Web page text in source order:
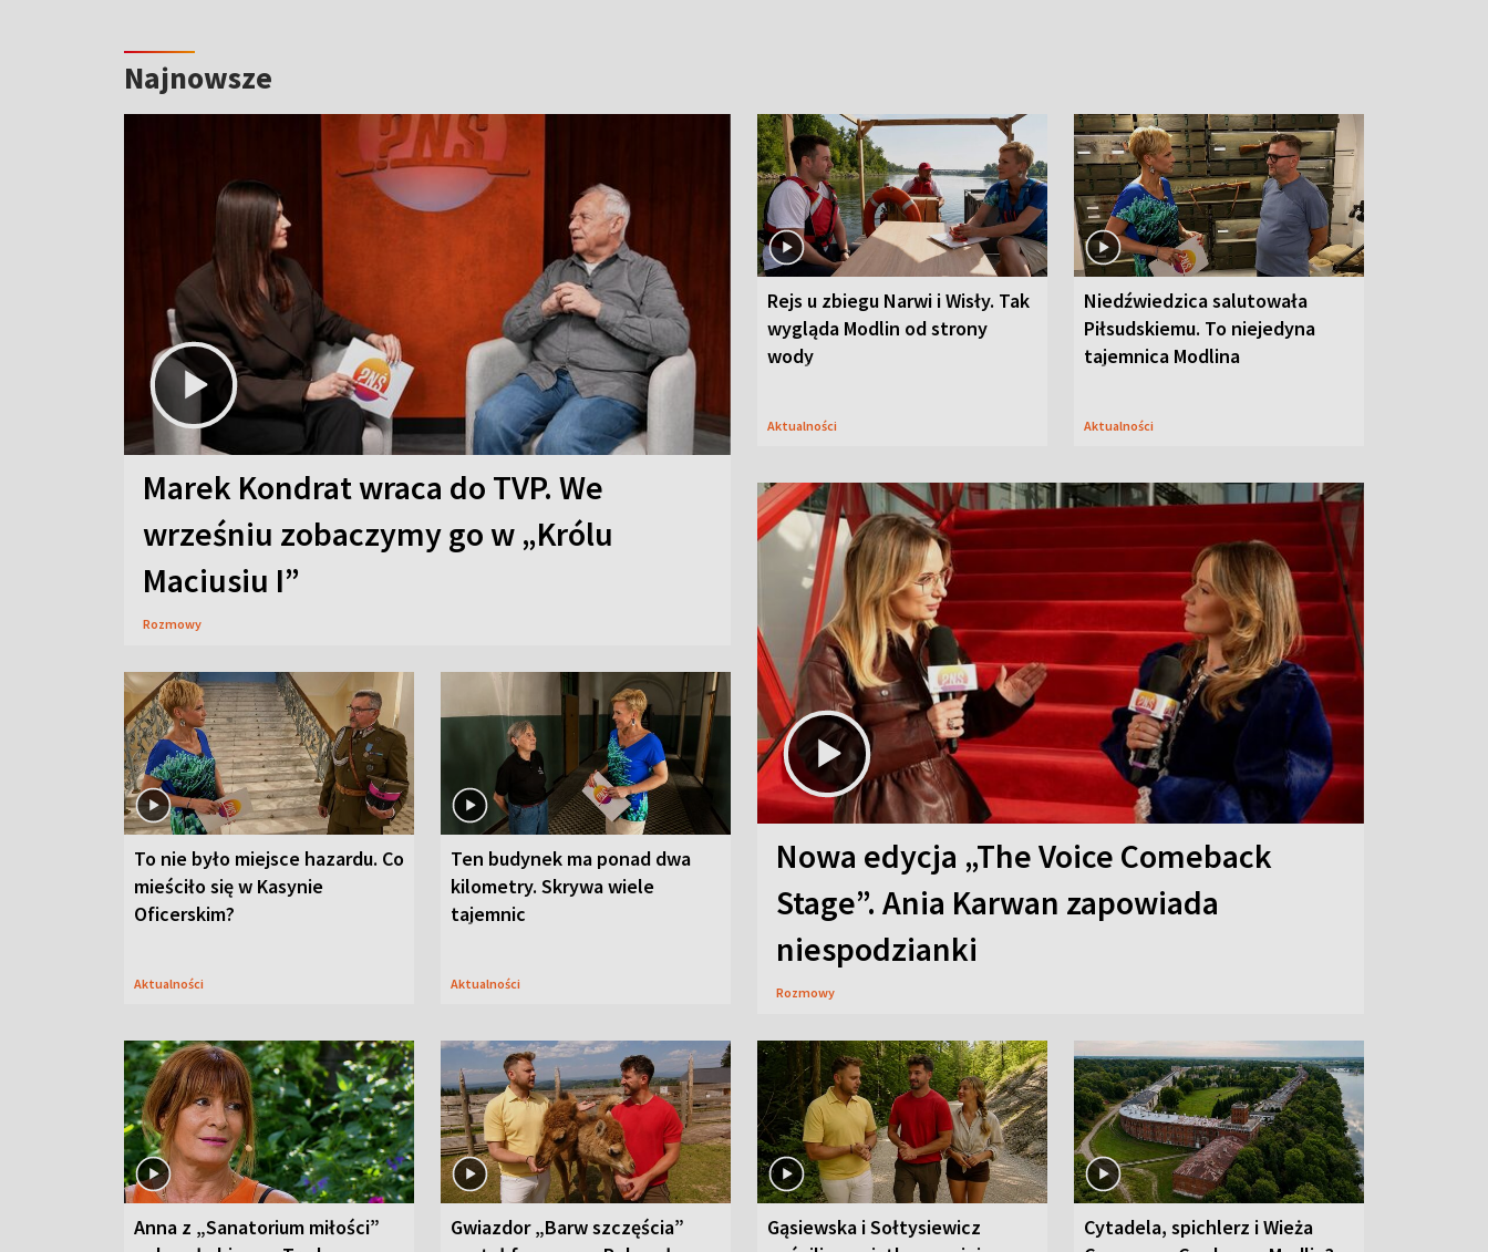
Najnowsze
Marek Kondrat wraca do TVP. We
wrześniu zobaczymy go w „Królu
Maciusiu I”
Rozmowy
Rejs u zbiegu Narwi i Wisły. Tak
wygląda Modlin od strony
wody
Aktualności
Niedźwiedzica salutowała
Piłsudskiemu. To niejedyna
tajemnica Modlina
Aktualności
To nie było miejsce hazardu. Co
mieściło się w Kasynie
Oficerskim?
Aktualności
Ten budynek ma ponad dwa
kilometry. Skrywa wiele
tajemnic
Aktualności
Nowa edycja „The Voice Comeback
Stage”. Ania Karwan zapowiada
niespodzianki
Rozmowy
Anna z „Sanatorium miłości”
Gwiazdor „Barw szczęścia”
Gąsiewska i Sołtysiewicz
Cytadela, spichlerz i Wieża